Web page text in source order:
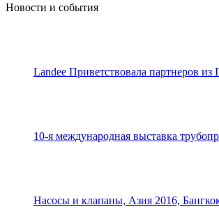
Новости и события
Landee Приветствовала партнеров из
10-я международная выставка
Насосы и клапаны, Азия 2016,